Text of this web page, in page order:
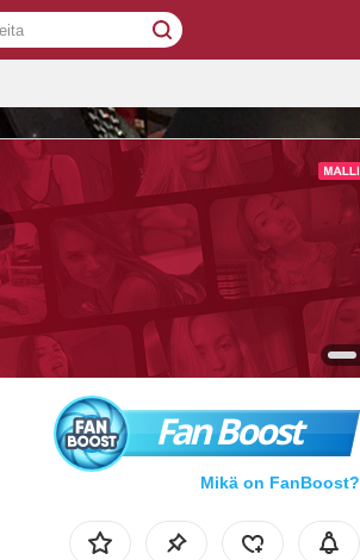
Fan Boost
Mikä on FanBoost?